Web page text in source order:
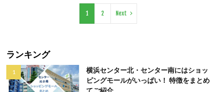
1 2 Next
ランキング
横浜センター北・センター南にはショッ
ピングモールがいっぱい！ 特徴をまとめ
てご紹介